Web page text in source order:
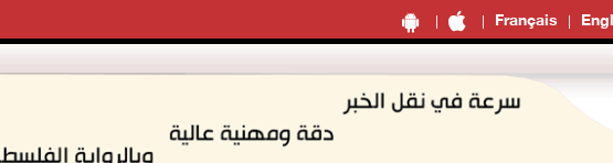
Français